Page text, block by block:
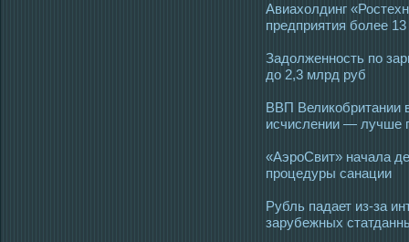
Авиахолдинг
предприятия более
Задолженность по
до 2,3 млрд руб
ВВП Великобритании
исчислении — лучше
«АэроСвит» начала
процедуры санации
Рубль падает из-за
зарубежных